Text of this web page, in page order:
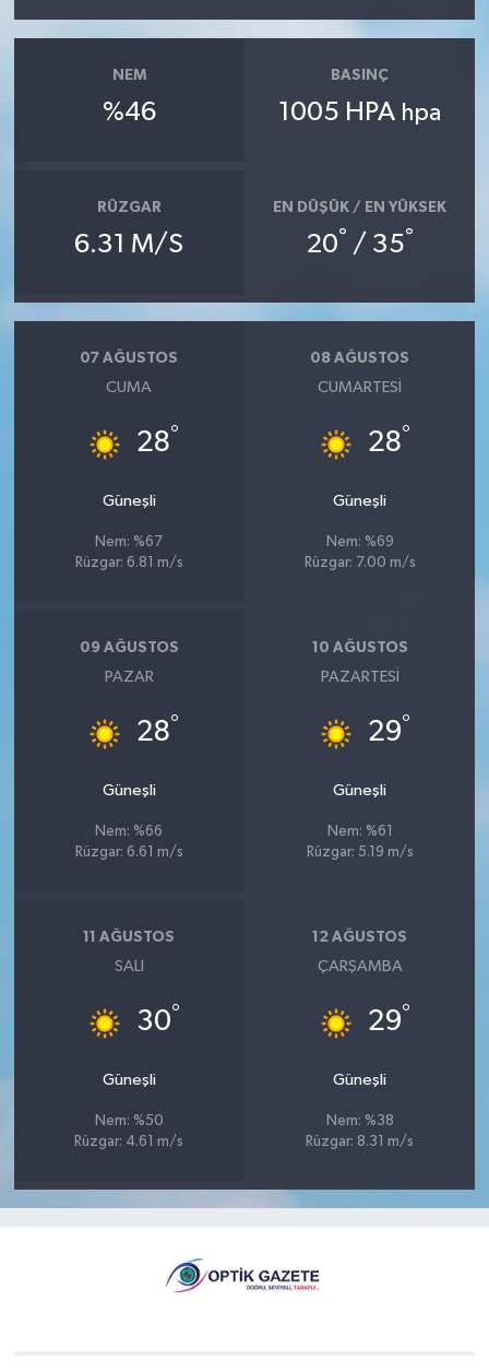
NEM
%46
BASINÇ
1005 HPA hpa
RÜZGAR
6.31 M/S
EN DÜŞÜK / EN YÜKSEK
20° / 35°
07 AĞUSTOS
CUMA
28°
Güneşli
Nem: %67
Rüzgar: 6.81 m/s
08 AĞUSTOS
CUMARTESI
28°
Güneşli
Nem: %69
Rüzgar: 7.00 m/s
09 AĞUSTOS
PAZAR
28°
Güneşli
Nem: %66
Rüzgar: 6.61 m/s
10 AĞUSTOS
PAZARTESI
29°
Güneşli
Nem: %61
Rüzgar: 5.19 m/s
11 AĞUSTOS
SALI
30°
Güneşli
Nem: %50
Rüzgar: 4.61 m/s
12 AĞUSTOS
ÇARŞAMBA
29°
Güneşli
Nem: %38
Rüzgar: 8.31 m/s